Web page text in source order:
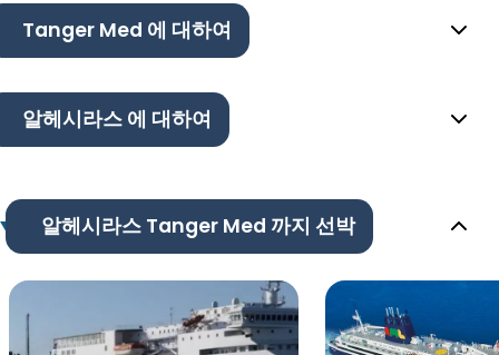
Tanger Med 에 대하여
알헤시라스 에 대하여
알헤시라스 Tanger Med 까지 선박